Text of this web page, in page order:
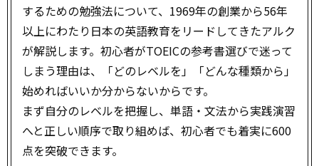
するための勉強法について、1969年の創業から56年
以上にわたり日本の英語教育をリードしてきたアルク
が解説します。初心者がTOEICの参考書選びで迷って
しまう理由は、「どのレベルを」「どんな種類から」
始めればいいか分からないからです。
まず自分のレベルを把握し、単語・文法から実践演習
へと正しい順序で取り組めば、初心者でも着実に600
点を突破できます。